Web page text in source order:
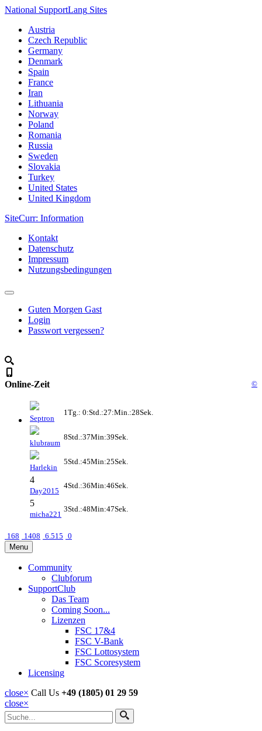
National SupportLang Sites
Austria
Czech Republic
Germany
Denmark
Spain
France
Iran
Lithuania
Norway
Poland
Romania
Russia
Sweden
Slovakia
Turkey
United States
United Kingdom
SiteCurr: Information
Kontakt
Datenschutz
Impressum
Nutzungsbedingungen
Guten Morgen Gast
Login
Passwort vergessen?
Online-Zeit ©
Septron
1Tg.: 0:Std.:27:Min.:28Sek.
klubraum
8Std.:37Min:39Sek.
Harlekin
5Std.:45Min:25Sek.
4
Day2015
4Std.:36Min:46Sek.
5
micha221
3Std.:48Min:47Sek.
168 1408 6.515 0
Menu
Community
Clubforum
SupportClub
Das Team
Coming Soon...
Lizenzen
FSC 17&4
FSC V-Bank
FSC Lottosystem
FSC Scoresystem
Licensing
close× Call Us +49 (1805) 01 29 59
close×